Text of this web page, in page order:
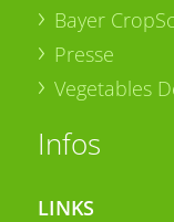
Bayer
Presse
Vegetables
Infos
LINKS